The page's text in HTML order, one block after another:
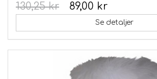
89,00 kr
130,25 kr
Se detaljer